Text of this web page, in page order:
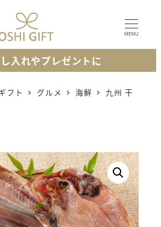
MENU
入れやプレゼントに
フト グルメ 海鮮
九州 干